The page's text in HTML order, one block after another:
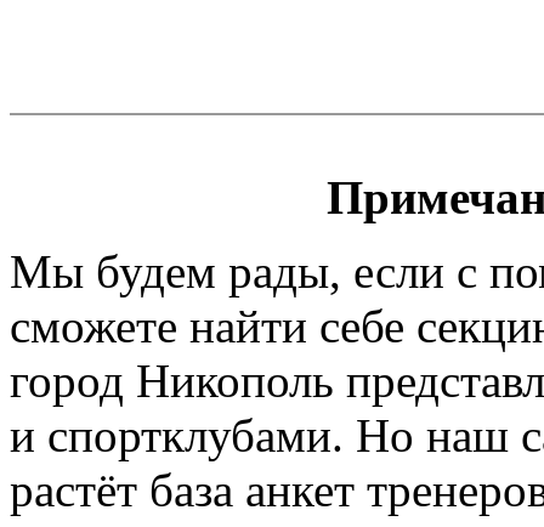
Мы будем рады, если с
сможете найти себе
город Никополь
и спортклубами. Но наш
растёт база анкет